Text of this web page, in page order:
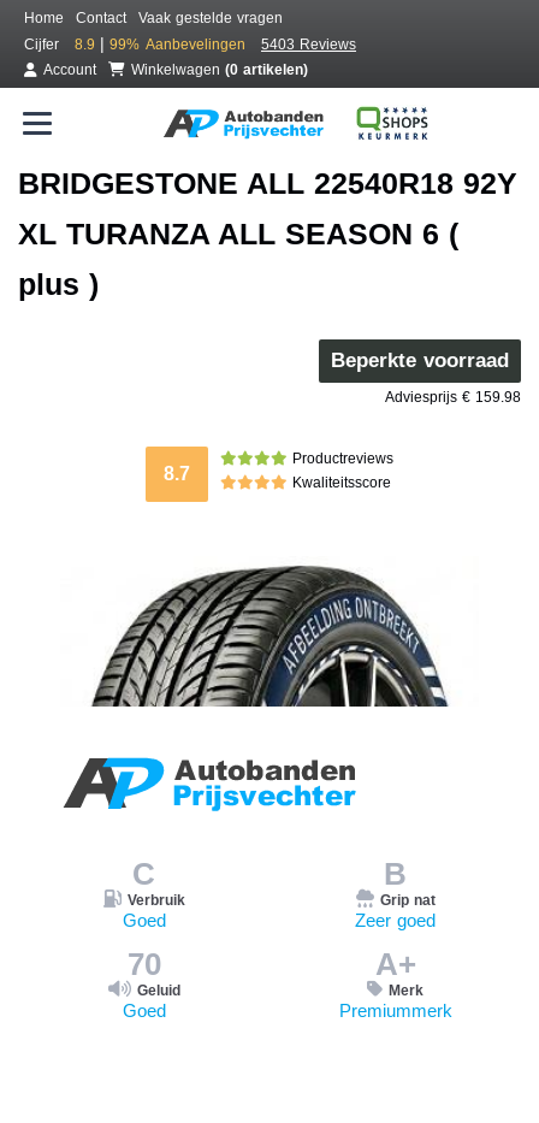
Home Contact
Vaak gestelde vragen
Cijfer
8.9 | 99% Aanbevelingen
5403 Reviews
Account
Winkelwagen (0 artikelen)
BRIDGESTONE ALL 22540R18 92Y
XL TURANZA ALL SEASON 6 (
plus )
Beperkte voorraad
Adviesprijs € 159.98
8.7
Productreviews
Kwaliteitsscore
C
Verbruik
Goed
B
Grip nat
Zeer goed
70
Geluid
Goed
A+
Merk
Premiummerk